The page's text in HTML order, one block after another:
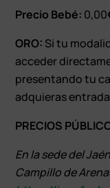
Precio Bebé:
ORO: Si tu
acceder
presentando tu
adquieras
PRECIOS
En la sede del
Campillo de